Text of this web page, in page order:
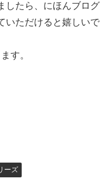
したら、にほんブログ
いただけると嬉しいで
す。
ーズ